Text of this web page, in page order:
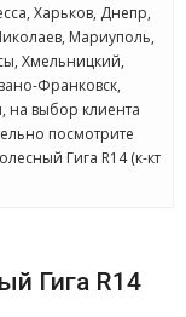
Харьков, Днепр,
Мариуполь,
Хмельницкий,
Франковск,
на выбор клиента
посмотрите
Гига R14 (к-кт
Гига R14